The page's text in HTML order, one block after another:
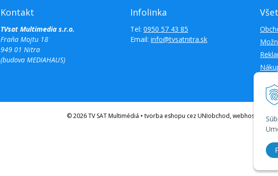
Kontakt
TVsat Multimedia s.r.o.
Fraňa Mojtu 18
949 01 Nitra
(budova MEDIAHAUS)
Infolinka
Tel: 0950 57 43 85
Email: info@tvsatnitra.sk
© 2026 TV SAT Multimédiá • tvorba eshopu cez UNIobchod, webhosting